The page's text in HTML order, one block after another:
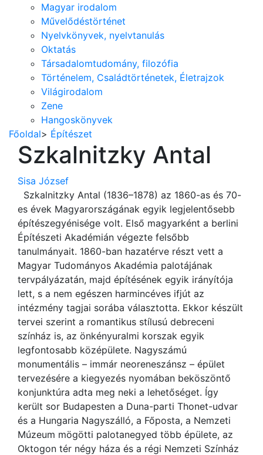
Magyar irodalom
Művelődéstörténet
Nyelvkönyvek, nyelvtanulás
Oktatás
Társadalomtudomány, filozófia
Történelem, Családtörténetek, Életrajzok
Világirodalom
Zene
Hangoskönyvek
Főoldal> Építészet
Szkalnitzky Antal
Sisa József
Szkalnitzky Antal (1836–1878) az 1860-as és 70-
es évek Magyarországának egyik legjelentősebb
építészegyénisége volt. Első magyarként a berlini
Építészeti Akadémián végezte felsőbb
tanulmányait. 1860-ban hazatérve részt vett a
Magyar Tudományos Akadémia palotájának
tervpályázatán, majd építésének egyik irányítója
lett, s a nem egészen harmincéves ifjút az
intézmény tagjai sorába választotta. Ekkor készült
tervei szerint a romantikus stílusú debreceni
színház is, az önkényuralmi korszak egyik
legfontosabb középülete. Nagyszámú
monumentális – immár neoreneszánsz – épület
tervezésére a kiegyezés nyomában beköszöntő
konjunktúra adta meg neki a lehetőséget. Így
került sor Budapesten a Duna-parti Thonet-udvar
és a Hungaria Nagyszálló, a Főposta, a Nemzeti
Múzeum mögötti palotanegyed több épülete, az
Oktogon tér négy háza és a régi Nemzeti Színház